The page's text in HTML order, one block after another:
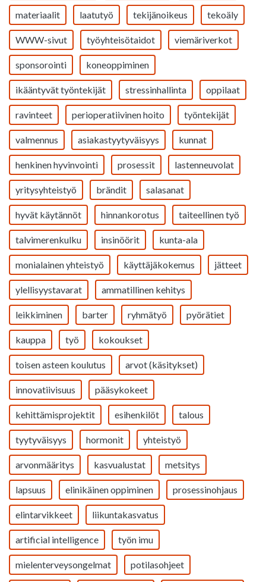
materiaalit laatutyö tekijänoikeus tekoäly
WWW-sivut työyhteisötaidot viemäriverkot
sponsorointi koneoppiminen
ikääntyvät työntekijät stressinhallinta oppilaat
ravinteet perioperatiivinen hoito työntekijät
valmennus asiakastyytyväisyys kunnat
henkinen hyvinvointi prosessit lastenneuvolat
yritysyhteistyö brändit salasanat
hyvät käytännöt hinnankorotus taiteellinen työ
talvimerenkulku insinöörit kunta-ala
monialainen yhteistyö käyttäjäkokemus jätteet
ylellisyystavarat ammatillinen kehitys
leikkiminen barter ryhmätyö pyörätiet
kauppa työ kokoukset
toisen asteen koulutus arvot (käsitykset)
innovatiivisuus pääsykokeet
kehittämisprojektit esihenkilöt talous
tyytyväisyys hormonit yhteistyö
arvonmääritys kasvualustat metsitys
lapsuus elinikäinen oppiminen prosessinohjaus
elintarvikkeet liikuntakasvatus
artificial intelligence työn imu
mielenterveysongelmat potilasohjeet